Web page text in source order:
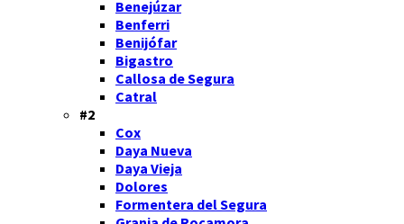
Benejúzar
Benferri
Benijófar
Bigastro
Callosa de Segura
Catral
#2
Cox
Daya Nueva
Daya Vieja
Dolores
Formentera del Segura